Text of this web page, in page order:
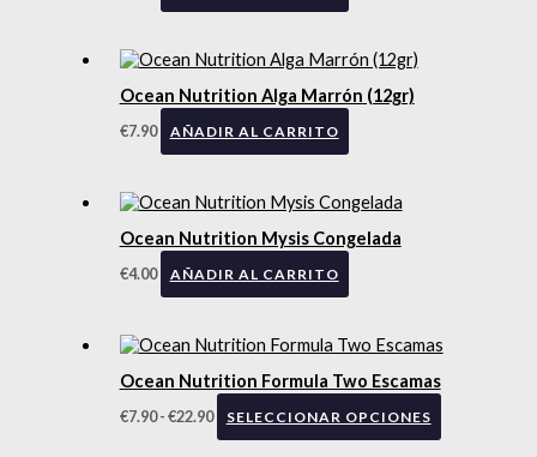
Ocean Nutrition Alga Marrón (12gr)
€7.90 AÑADIR AL CARRITO
Ocean Nutrition Mysis Congelada
€4.00 AÑADIR AL CARRITO
Ocean Nutrition Formula Two Escamas
€7.90 -€22.90 SELECCIONAR OPCIONES